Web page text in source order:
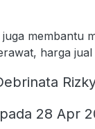
membantu
harga
28 Apr